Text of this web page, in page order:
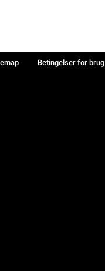
Betingelser for brug